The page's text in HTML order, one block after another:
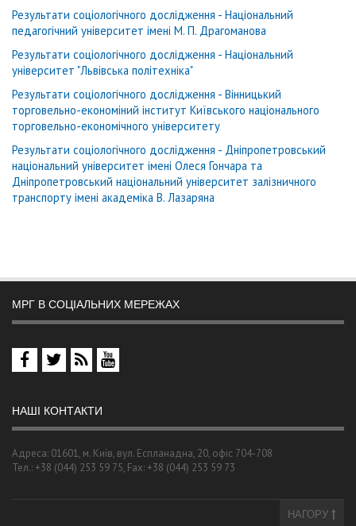
Результати соціологічного дослідження - Національний
педагогічний університет імені М. П. Драгоманова
Результати соціологічного дослідження - Національний
університет "Львівська політехніка"
Результати соціологічного дослідження - Вінницький
торговельно-економіний інститут Київського національного
торговельно-економічного університету
Результати соціологічного дослідження - Дніпропетровський
національний університет імені Олеся Гончара та
Дніпропетровський національний університет залізничного
транспорту імені академіка В. Лазаряна
МРГ В СОЦІАЛЬНИХ МЕРЕЖАХ
НАШІ КОНТАКТИ
Адреса: 01601, м. Київ, вул. Еспланадна, 20, офіс 704-708
Тел.: +38 (044) 253 59 75, Fax: +38 (044) 253 59 73
НАГОРУ